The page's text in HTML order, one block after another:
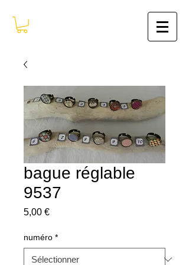
bague réglable
9537
5,00 €Prix
numéro *